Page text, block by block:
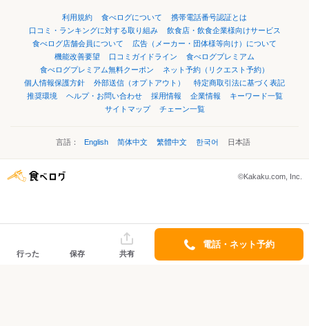
利用規約 食べログについて
携帯電話番号認証とは
口コミ・ランキングに対する取り組み
飲食店・飲食企業様向けサービス
食べログ店舗会員について
広告（メーカー・団体様等向け）について
機能改善要望
口コミガイドライン
食べログプレミアム
食べログプレミアム無料クーポン
ネット予約（リクエスト予約）
個人情報保護方針
外部送信（オプトアウト）
特定商取引法に基づく表記
推奨環境
ヘルプ・お問い合わせ 採用情報 企業情報
キーワード一覧
サイトマップ
チェーン一覧
言語： English 简体中文 繁體中文 한국어 日本語
©Kakaku.com, Inc.
行った 保存 共有
電話・ネット予約